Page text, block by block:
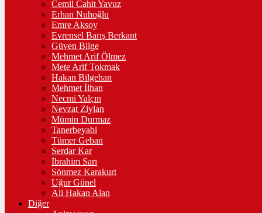
Cemil Cahit Yavuz
Erhan Nuhoğlu
Emre Aksoy
Evrensel Barış Berkant
Güven Bilge
Mehmet Arif Ölmez
Mete Arif Tokmak
Hakan Bilgehan
Mehmet İlhan
Necmi Yalçın
Nevzat Ziylan
Mümin Durmaz
Tanerbeyabi
Tümer Geban
Serdar Kar
İbrahim Sarı
Sönmez Karakurt
Uğur Günel
Ali Hakan Alan
Diğer